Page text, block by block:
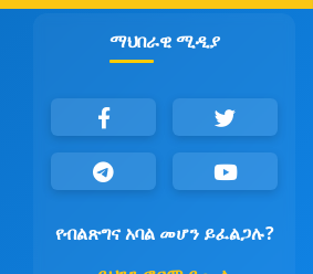
ማህበራዊ ሚዲያ
የብልጽግና አባል መሆን ይፈልጋሉ?